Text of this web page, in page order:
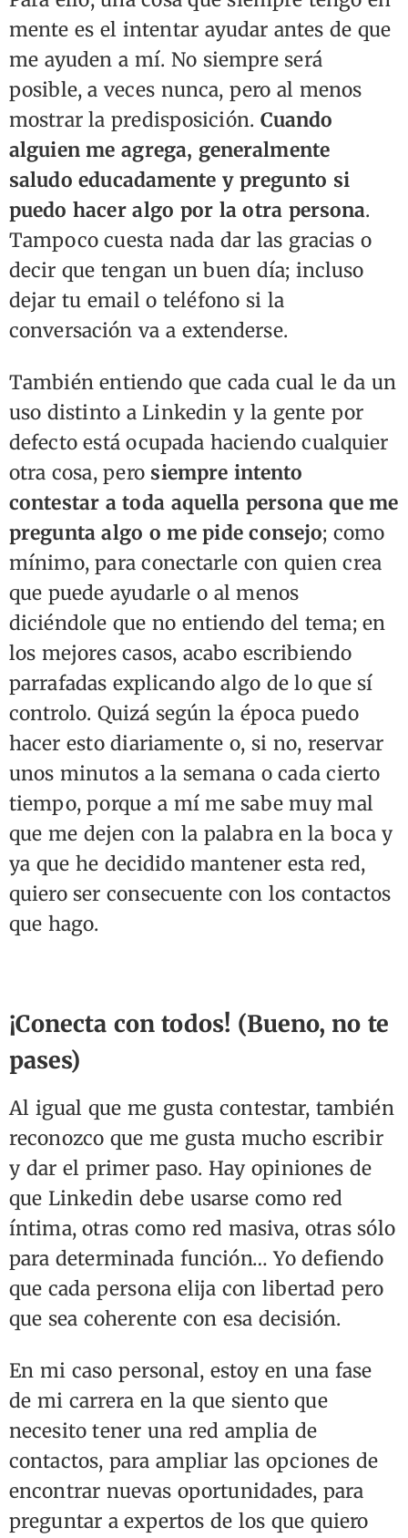
mente es el intentar ayudar antes de que
me ayuden a mí. No siempre será
posible, a veces nunca, pero al menos
mostrar la predisposición. Cuando
alguien me agrega, generalmente
saludo educadamente y pregunto si
puedo hacer algo por la otra persona.
Tampoco cuesta nada dar las gracias o
decir que tengan un buen día; incluso
dejar tu email o teléfono si la
conversación va a extenderse.
También entiendo que cada cual le da un
uso distinto a Linkedin y la gente por
defecto está ocupada haciendo cualquier
otra cosa, pero siempre intento
contestar a toda aquella persona que me
pregunta algo o me pide consejo; como
mínimo, para conectarle con quien crea
que puede ayudarle o al menos
diciéndole que no entiendo del tema; en
los mejores casos, acabo escribiendo
parrafadas explicando algo de lo que sí
controlo. Quizá según la época puedo
hacer esto diariamente o, si no, reservar
unos minutos a la semana o cada cierto
tiempo, porque a mí me sabe muy mal
que me dejen con la palabra en la boca y
ya que he decidido mantener esta red,
quiero ser consecuente con los contactos
que hago.
¡Conecta con todos! (Bueno, no te
pases)
Al igual que me gusta contestar, también
reconozco que me gusta mucho escribir
y dar el primer paso. Hay opiniones de
que Linkedin debe usarse como red
íntima, otras como red masiva, otras sólo
para determinada función… Yo defiendo
que cada persona elija con libertad pero
que sea coherente con esa decisión.
En mi caso personal, estoy en una fase
de mi carrera en la que siento que
necesito tener una red amplia de
contactos, para ampliar las opciones de
encontrar nuevas oportunidades, para
preguntar a expertos de los que quiero